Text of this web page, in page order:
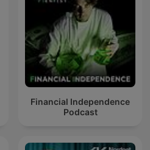
Financial Independence
Podcast